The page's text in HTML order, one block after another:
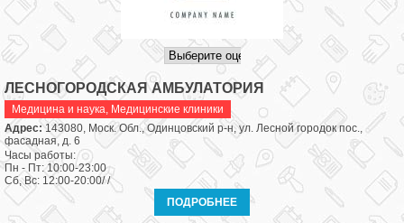
ЛЕСНОГОРОДСКАЯ АМБУЛАТОРИЯ
Медицина и наука, Медицинские клиники
Адрес:143080, Моск. Обл., Одинцовский р-н, ул. Лесной городок пос.,
фасадная, д. 6
Часы работы:
Пн - Пт: 10:00-23:00
Сб, Вс: 12:00-20:00/ /
ПОДРОБНЕЕ